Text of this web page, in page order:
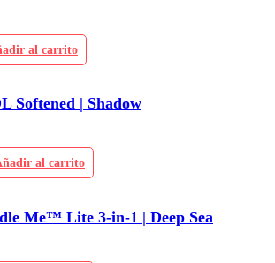
al carrito
Softened | Shadow
al carrito
Me™ Lite 3-in-1 | Deep Sea